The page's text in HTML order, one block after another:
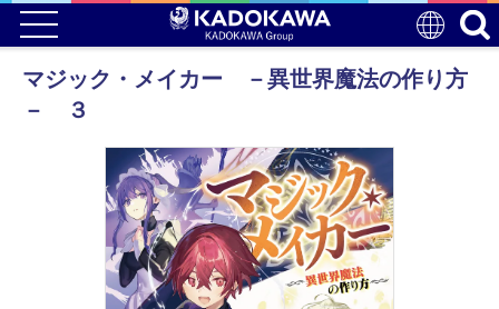
マジック・メイカー －異世界魔法の作り方
－ ３